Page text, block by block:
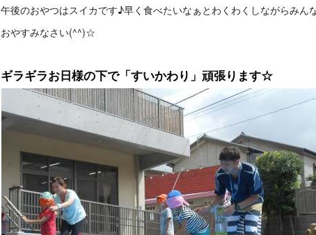
午後のおやつはスイカです♪早く食べたいなぁとわくわくしながらみん
おやすみなさい(^^)☆
ギラギラお日様の下で「すいかわり」頑張ります☆